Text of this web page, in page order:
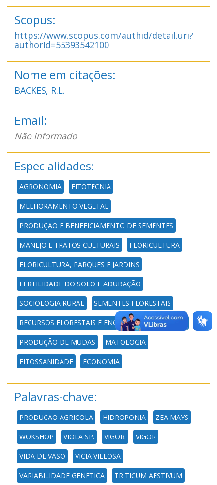
Scopus:
https://www.scopus.com/authid/detail.uri?
authorId=55393542100
Nome em citações:
BACKES, R.L.
Email:
Não informado
Especialidades:
AGRONOMIA FITOTECNIA
MELHORAMENTO VEGETAL
PRODUÇÃO E BENEFICIAMENTO DE SEMENTES
MANEJO E TRATOS CULTURAIS FLORICULTURA
FLORICULTURA, PARQUES E JARDINS
FERTILIDADE DO SOLO E ADUBAÇÃO
SOCIOLOGIA RURAL SEMENTES FLORESTAIS
RECURSOS FLORESTAIS E ENGENHARIA FLORESTAL
PRODUÇÃO DE MUDAS MATOLOGIA
FITOSSANIDADE ECONOMIA
Palavras-chave:
PRODUCAO AGRICOLA HIDROPONIA ZEA MAYS
WOKSHOP VIOLA SP. VIGOR. VIGOR
VIDA DE VASO VICIA VILLOSA
VARIABILIDADE GENETICA TRITICUM AESTIVUM